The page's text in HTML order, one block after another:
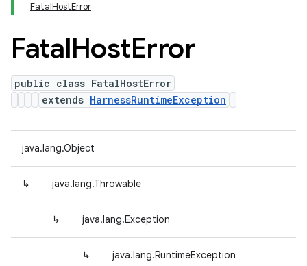
FatalHostError
FatalHostError
public class FatalHostError
extends HarnessRuntimeException
java.lang.Object
↳ java.lang.Throwable
↳ java.lang.Exception
↳ java.lang.RuntimeException